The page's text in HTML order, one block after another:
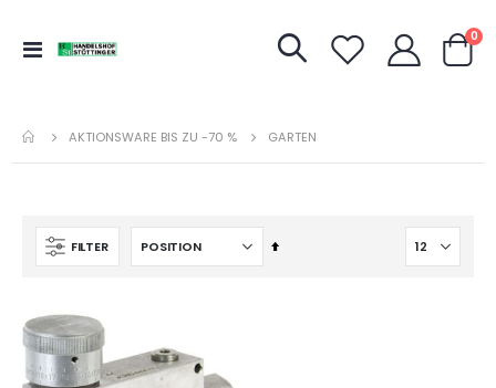
Navigation
0
AKTIONSWARE BIS ZU -70 % GARTEN
FILTER
In